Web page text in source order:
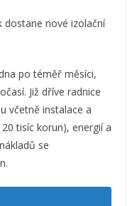
dostane nové izolační
po téměř měsíci,
Již dříve radnice
včetně instalace a
tisíc korun), energií a
se